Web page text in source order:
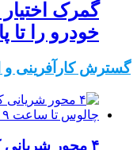
گمرک
خودرو را تا
گسترش کارآفرینی و
۴ محور